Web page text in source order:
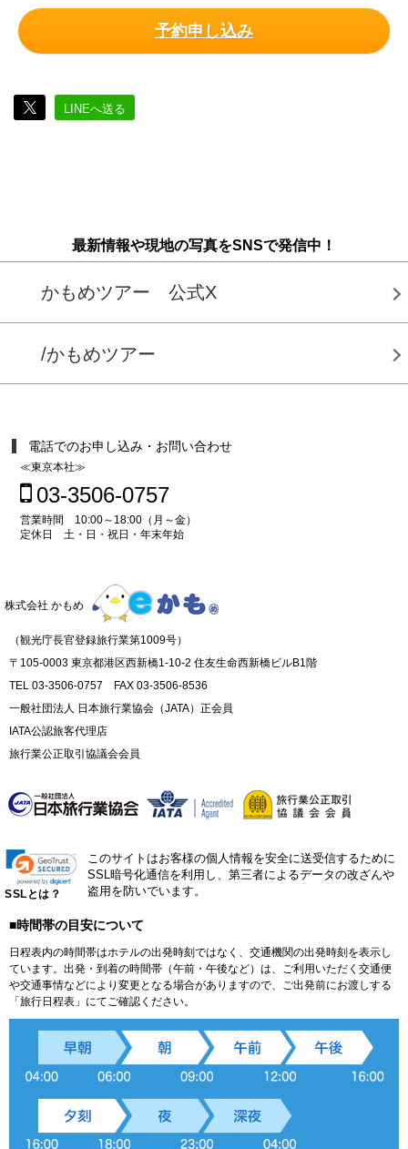
予約申し込み
LINEへ送る
最新情報や現地の写真をSNSで発信中！
かもめツアー 公式X
/かもめツアー
電話でのお申し込み・お問い合わせ
≪東京本社≫
03-3506-0757
営業時間 10:00～18:00（月～金）
定休日 土・日・祝日・年末年始
株式会社 かもめ
（観光庁長官登録旅行業第1009号）
〒105-0003 東京都港区西新橋1-10-2 住友生命西新橋ビルB1階
TEL 03-3506-0757 FAX 03-3506-8536
一般社団法人 日本旅行業協会（JATA）正会員
IATA公認旅客代理店
旅行業公正取引協議会会員
SSLとは？
このサイトはお客様の個人情報を安全に送受信するために
SSL暗号化通信を利用し、第三者によるデータの改ざんや
盗用を防いでいます。
■時間帯の目安について
日程表内の時間帯はホテルの出発時刻ではなく、交通機関の出発時刻を表示し
ています。出発・到着の時間帯（午前・午後など）は、ご利用いただく交通便
や交通事情などにより変更となる場合がありますので、ご出発前にお渡しする
「旅行日程表」にてご確認ください。